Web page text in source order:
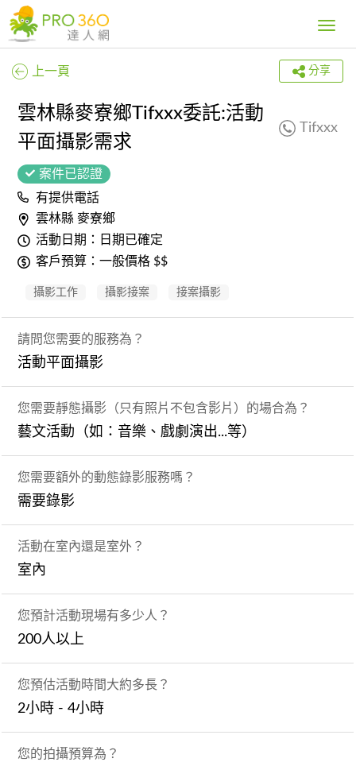
Toggle
上一頁 分享
雲林縣麥寮鄉Tifxxx委託:活動
平面攝影需求
Tifxxx
案件已認證
有提供電話
雲林縣 麥寮鄉
活動日期：日期已確定
客戶預算：一般價格 $$
攝影工作 攝影接案 接案攝影
請問您需要的服務為？
活動平面攝影
您需要靜態攝影（只有照片不包含影片）的場合為？
藝文活動（如：音樂、戲劇演出...等）
您需要額外的動態錄影服務嗎？
需要錄影
活動在室內還是室外？
室內
您預計活動現場有多少人？
200人以上
您預估活動時間大約多長？
2小時 - 4小時
您的拍攝預算為？